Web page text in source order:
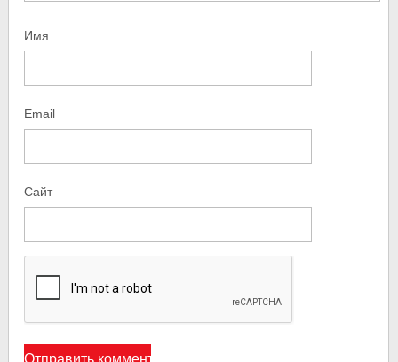
Имя
Email
Сайт